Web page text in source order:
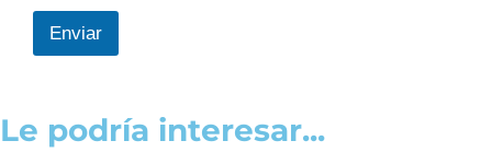
Enviar
Le podría interesar...